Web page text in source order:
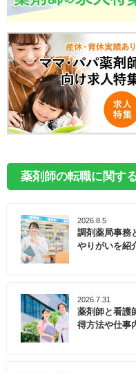
薬剤師の転職に関す
2026.8.5
調剤薬局事務
やりがいを紹
2026.7.31
薬剤師と看護
得方法や仕事